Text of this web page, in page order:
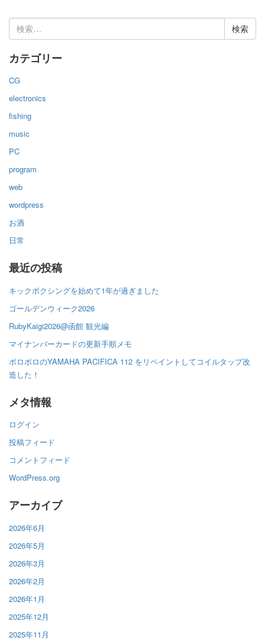
検
索:
カテゴリー
CG
electronics
fishing
music
PC
program
web
wordpress
お酒
日常
最近の投稿
キックボクシングを始めて1年が過ぎました
ゴールデンウィーク2026
RubyKaigi2026@函館 観光編
マイナンバーカードの更新手順メモ
ボロボロのYAMAHA PACIFICA 112 をリペイントしてコイルタップ改
造した！
メタ情報
ログイン
投稿フィード
コメントフィード
WordPress.org
アーカイブ
2026年6月
2026年5月
2026年3月
2026年2月
2026年1月
2025年12月
2025年11月